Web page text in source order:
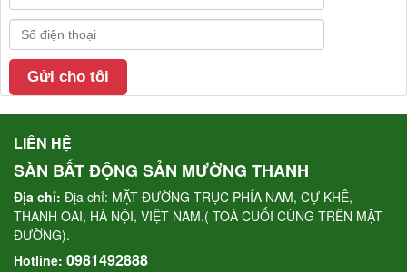
LIÊN HỆ
SÀN BẤT ĐỘNG SẢN MƯỜNG THANH
Địa chỉ: Địa chỉ: MẶT ĐƯỜNG TRỤC PHÍA NAM, CỰ KHÊ,
THANH OAI, HÀ NỘI, VIỆT NAM.( TOÀ CUỐI CÙNG TRÊN MẶT
ĐƯỜNG).
Hotline: 0981492888